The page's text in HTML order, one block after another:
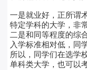
一是就业好，正所谓
特定学科的大学，非
二是和同等程度的综
入学标准相对低，同
所以，同学们在选学
单科类大学，也可以